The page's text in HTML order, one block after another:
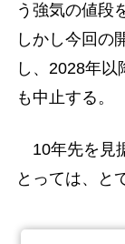
う強気の値段
しかし今回の
し、2028年
も中止する。
10年先を見
とっては、と